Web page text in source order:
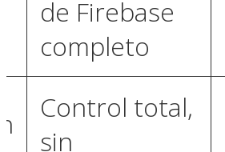
de Firebase
completo
Control total,
sin